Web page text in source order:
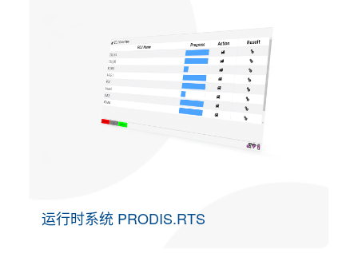
运行时系统 PRODIS.RTS